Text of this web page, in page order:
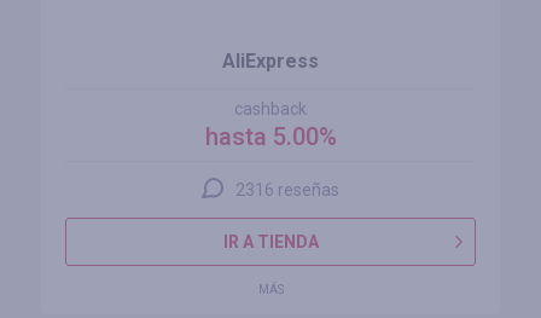
AliExpress
cashback
hasta 5.00%
2316 reseñas
IR A TIENDA
MÁS